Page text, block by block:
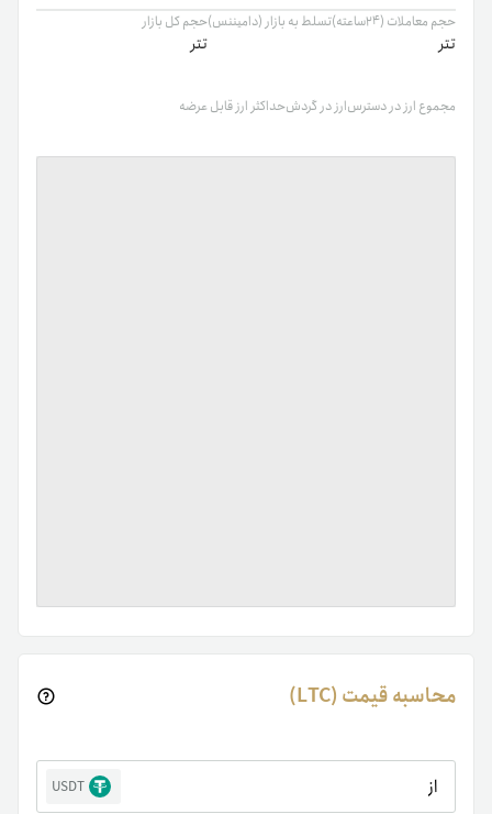
حجم معاملات (۲۴ساعته)
تتر
تسلط به بازار (دامیننس)حجم کل بازار
تتر
مجموع ارز در دسترسارز در گردشحداکثر ارز قابل عرضه
محاسبه قیمت (LTC)
از USDT